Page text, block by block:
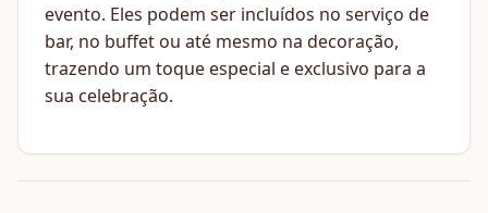
evento. Eles podem ser incluídos no serviço de
bar, no buffet ou até mesmo na decoração,
trazendo um toque especial e exclusivo para a
sua celebração.